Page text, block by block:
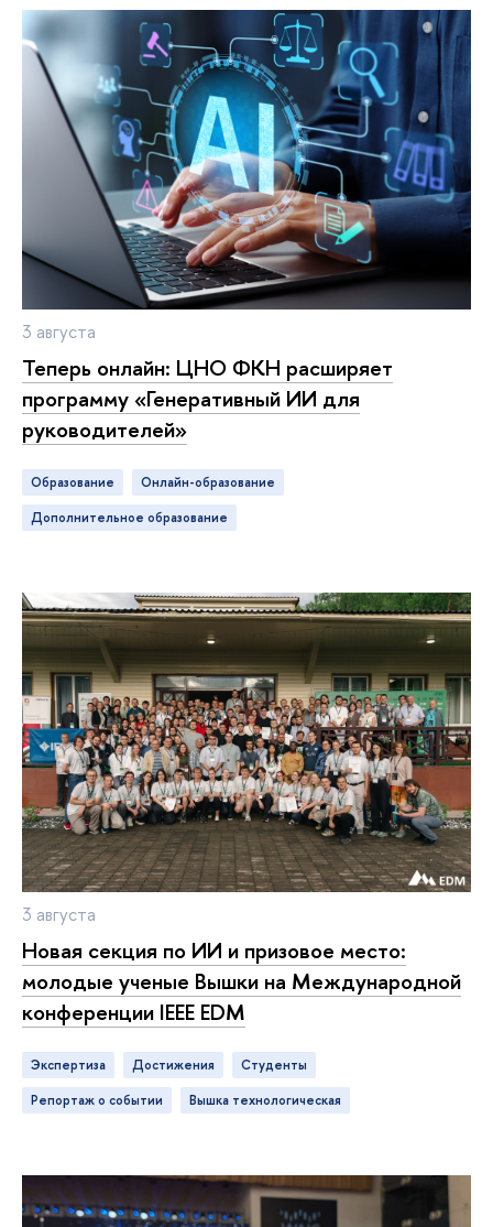
3 августа
Теперь онлайн: ЦНО ФКН расширяет
программу «Генеративный ИИ для
руководителей»
Образование
онлайн-образование
дополнительное образование
3 августа
Новая секция по ИИ и призовое место:
молодые ученые Вышки на Международной
конференции IEEE EDM
Экспертиза достижения
студенты
репортаж о событии
ышка технологическая